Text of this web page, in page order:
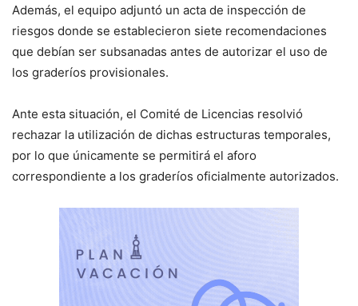
Además, el equipo adjuntó un acta de inspección de
riesgos donde se establecieron siete recomendaciones
que debían ser subsanadas antes de autorizar el uso de
los graderíos provisionales.
Ante esta situación, el Comité de Licencias resolvió
rechazar la utilización de dichas estructuras temporales,
por lo que únicamente se permitirá el aforo
correspondiente a los graderíos oficialmente autorizados.